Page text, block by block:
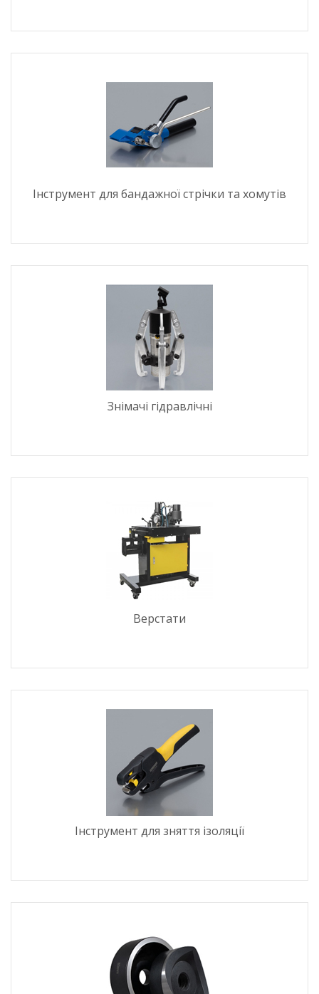
Інструмент для бандажної стрічки та хомутів
Знімачі гідравлічні
Верстати
Інструмент для зняття ізоляції